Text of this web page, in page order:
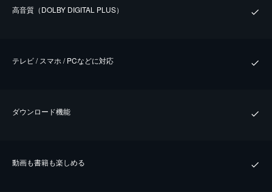
⾼⾳質（DOLBY DIGITAL PLUS）
テレビ / スマホ / PCなどに対応
ダウンロード機能
動画も書籍も楽しめる